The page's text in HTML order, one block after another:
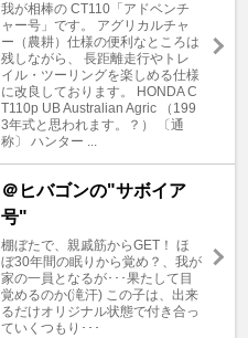
我が相棒の CT110「アドベンチ
ャー号」です。 アグリカルチャ
ー（農耕）仕様の便利なところは
残しながら、 長距離走行やトレ
イル・ツーリングを楽しめる仕様
に改良しております。 HONDA C
T110p UB Australian Agric （199
3年式と思われます。？） 〔通
称〕 ハンター ...
＠ヒバゴンの"サボイア
号"
棚ぼたで、親戚筋からGET！ ほ
ぼ30年間の眠りから覚め？、我が
家の一員となるが･･･果たして目
覚めるのか(滝汗) この子は、出来
るだけオリジナル状態で付き合っ
ていくつもり･･･